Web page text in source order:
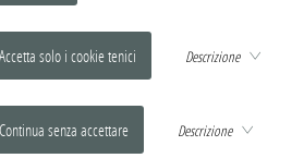
Descrizione
Descrizione
VALOUR